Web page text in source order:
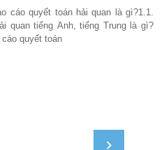
cáo quyết toán hải quan là gì?1.1.
quan tiếng Anh, tiếng Trung là gì?
quyết toán